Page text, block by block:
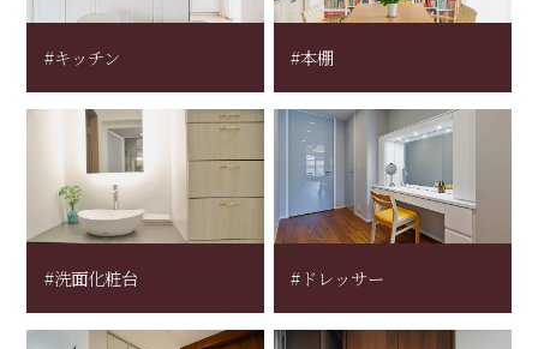
#キッチン #本棚
#洗面化粧台 #ドレッサー